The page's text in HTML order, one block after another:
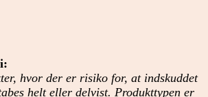
hvor der er risiko for, at indskuddet
helt eller delvist. Produkttypen er